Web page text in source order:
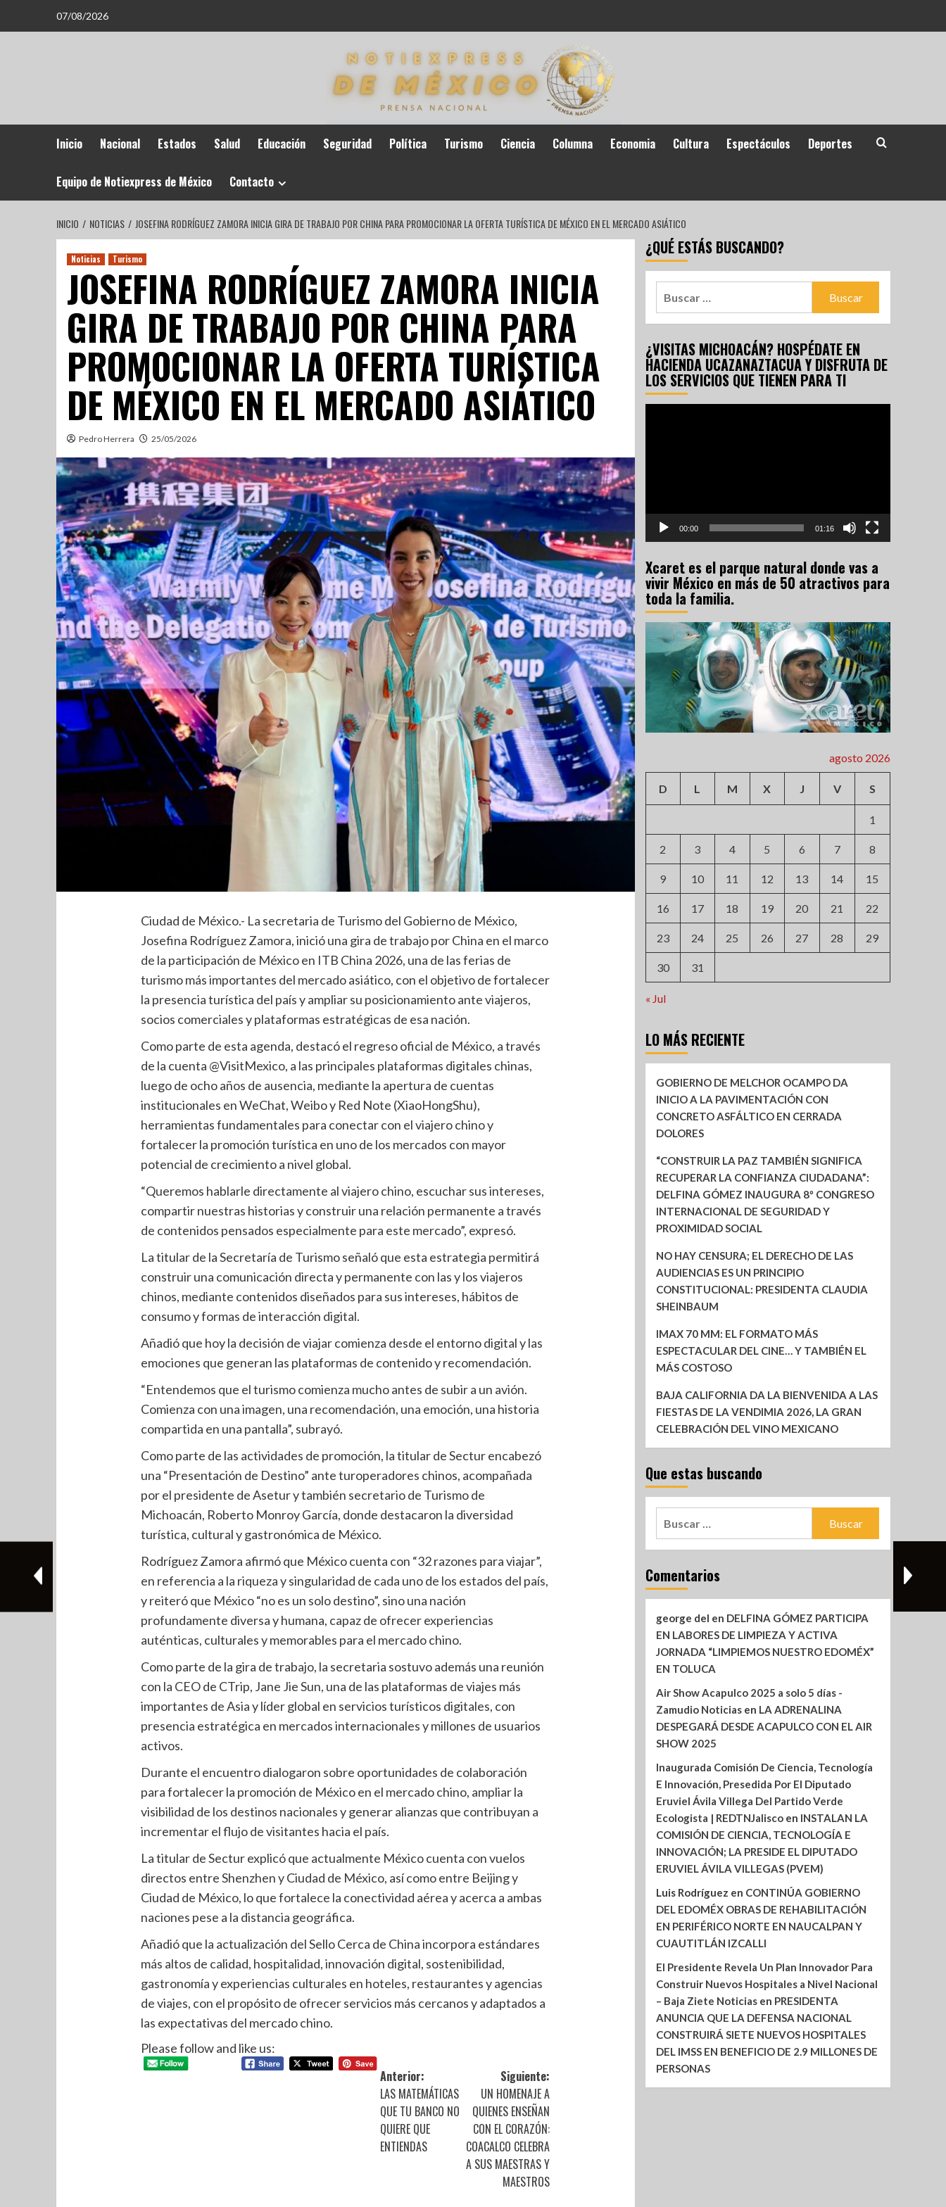
07/08/2026
Inicio Nacional Estados Salud Educación Seguridad Política Turismo Ciencia Columna Economia Cultura Espectáculos Deportes
Equipo de Notiexpress de México Contacto
INICIO NOTICIAS JOSEFINA RODRÍGUEZ ZAMORA INICIA GIRA DE TRABAJO POR CHINA PARA PROMOCIONAR LA OFERTA TURÍSTICA DE MÉXICO EN EL MERCADO ASIÁTICO
Noticias Turismo
JOSEFINA RODRÍGUEZ ZAMORA INICIA
GIRA DE TRABAJO POR CHINA PARA
PROMOCIONAR LA OFERTA TURÍSTICA
DE MÉXICO EN EL MERCADO ASIÁTICO
Pedro Herrera 25/05/2026
Ciudad de México.- La secretaria de Turismo del Gobierno de México,
Josefina Rodríguez Zamora, inició una gira de trabajo por China en el marco
de la participación de México en ITB China 2026, una de las ferias de
turismo más importantes del mercado asiático, con el objetivo de fortalecer
la presencia turística del país y ampliar su posicionamiento ante viajeros,
socios comerciales y plataformas estratégicas de esa nación.
Como parte de esta agenda, destacó el regreso oficial de México, a través
de la cuenta @VisitMexico, a las principales plataformas digitales chinas,
luego de ocho años de ausencia, mediante la apertura de cuentas
institucionales en WeChat, Weibo y Red Note (XiaoHongShu),
herramientas fundamentales para conectar con el viajero chino y
fortalecer la promoción turística en uno de los mercados con mayor
potencial de crecimiento a nivel global.
“Queremos hablarle directamente al viajero chino, escuchar sus intereses,
compartir nuestras historias y construir una relación permanente a través
de contenidos pensados especialmente para este mercado”, expresó.
La titular de la Secretaría de Turismo señaló que esta estrategia permitirá
construir una comunicación directa y permanente con las y los viajeros
chinos, mediante contenidos diseñados para sus intereses, hábitos de
consumo y formas de interacción digital.
Añadió que hoy la decisión de viajar comienza desde el entorno digital y las
emociones que generan las plataformas de contenido y recomendación.
“Entendemos que el turismo comienza mucho antes de subir a un avión.
Comienza con una imagen, una recomendación, una emoción, una historia
compartida en una pantalla”, subrayó.
Como parte de las actividades de promoción, la titular de Sectur encabezó
una “Presentación de Destino” ante turoperadores chinos, acompañada
por el presidente de Asetur y también secretario de Turismo de
Michoacán, Roberto Monroy García, donde destacaron la diversidad
turística, cultural y gastronómica de México.
Rodríguez Zamora afirmó que México cuenta con “32 razones para viajar”,
en referencia a la riqueza y singularidad de cada uno de los estados del país,
y reiteró que México “no es un solo destino”, sino una nación
profundamente diversa y humana, capaz de ofrecer experiencias
auténticas, culturales y memorables para el mercado chino.
Como parte de la gira de trabajo, la secretaria sostuvo además una reunión
con la CEO de CTrip, Jane Jie Sun, una de las plataformas de viajes más
importantes de Asia y líder global en servicios turísticos digitales, con
presencia estratégica en mercados internacionales y millones de usuarios
activos.
Durante el encuentro dialogaron sobre oportunidades de colaboración
para fortalecer la promoción de México en el mercado chino, ampliar la
visibilidad de los destinos nacionales y generar alianzas que contribuyan a
incrementar el flujo de visitantes hacia el país.
La titular de Sectur explicó que actualmente México cuenta con vuelos
directos entre Shenzhen y Ciudad de México, así como entre Beijing y
Ciudad de México, lo que fortalece la conectividad aérea y acerca a ambas
naciones pese a la distancia geográfica.
Añadió que la actualización del Sello Cerca de China incorpora estándares
más altos de calidad, hospitalidad, innovación digital, sostenibilidad,
gastronomía y experiencias culturales en hoteles, restaurantes y agencias
de viajes, con el propósito de ofrecer servicios más cercanos y adaptados a
las expectativas del mercado chino.
Please follow and like us:
Anterior:
LAS MATEMÁTICAS
QUE TU BANCO NO
QUIERE QUE
ENTIENDAS
Siguiente:
UN HOMENAJE A
QUIENES ENSEÑAN
CON EL CORAZÓN:
COACALCO CELEBRA
A SUS MAESTRAS Y
MAESTROS
¿QUÉ ESTÁS BUSCANDO?
¿VISITAS MICHOACÁN? HOSPÉDATE EN
HACIENDA UCAZANAZTACUA Y DISFRUTA DE
LOS SERVICIOS QUE TIENEN PARA TI
00:00 01:16
Xcaret es el parque natural donde vas a
vivir México en más de 50 atractivos para
toda la familia.
agosto 2026
D L M X J V S
1
2 3 4 5 6 7 8
9 10 11 12 13 14 15
16 17 18 19 20 21 22
23 24 25 26 27 28 29
30 31
« Jul
LO MÁS RECIENTE
GOBIERNO DE MELCHOR OCAMPO DA
INICIO A LA PAVIMENTACIÓN CON
CONCRETO ASFÁLTICO EN CERRADA
DOLORES
“CONSTRUIR LA PAZ TAMBIÉN SIGNIFICA
RECUPERAR LA CONFIANZA CIUDADANA”:
DELFINA GÓMEZ INAUGURA 8º CONGRESO
INTERNACIONAL DE SEGURIDAD Y
PROXIMIDAD SOCIAL
NO HAY CENSURA; EL DERECHO DE LAS
AUDIENCIAS ES UN PRINCIPIO
CONSTITUCIONAL: PRESIDENTA CLAUDIA
SHEINBAUM
IMAX 70 MM: EL FORMATO MÁS
ESPECTACULAR DEL CINE… Y TAMBIÉN EL
MÁS COSTOSO
BAJA CALIFORNIA DA LA BIENVENIDA A LAS
FIESTAS DE LA VENDIMIA 2026, LA GRAN
CELEBRACIÓN DEL VINO MEXICANO
Que estas buscando
Comentarios
george del en DELFINA GÓMEZ PARTICIPA
EN LABORES DE LIMPIEZA Y ACTIVA
JORNADA “LIMPIEMOS NUESTRO EDOMÉX”
EN TOLUCA
Air Show Acapulco 2025 a solo 5 días -
Zamudio Noticiasen LA ADRENALINA
DESPEGARÁ DESDE ACAPULCO CON EL AIR
SHOW 2025
Inaugurada Comisión De Ciencia, Tecnología
E Innovación, Presedida Por El Diputado
Eruviel Ávila Villega Del Partido Verde
Ecologista | REDTNJaliscoen INSTALAN LA
COMISIÓN DE CIENCIA, TECNOLOGÍA E
INNOVACIÓN; LA PRESIDE EL DIPUTADO
ERUVIEL ÁVILA VILLEGAS (PVEM)
Luis Rodríguez en CONTINÚA GOBIERNO
DEL EDOMÉX OBRAS DE REHABILITACIÓN
EN PERIFÉRICO NORTE EN NAUCALPAN Y
CUAUTITLÁN IZCALLI
El Presidente Revela Un Plan Innovador Para
Construir Nuevos Hospitales a Nivel Nacional
– Baja Ziete Noticiasen PRESIDENTA
ANUNCIA QUE LA DEFENSA NACIONAL
CONSTRUIRÁ SIETE NUEVOS HOSPITALES
DEL IMSS EN BENEFICIO DE 2.9 MILLONES DE
PERSONAS